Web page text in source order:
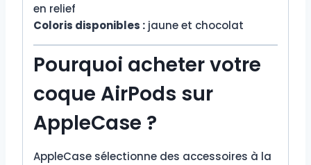
en relief
Coloris disponibles : jaune et chocolat
Pourquoi acheter votre
coque AirPods sur
AppleCase ?
AppleCase sélectionne des accessoires à la